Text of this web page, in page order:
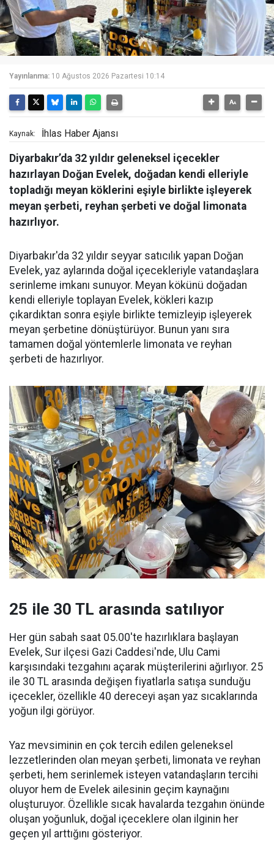
Yayınlanma: 10 Ağustos 2026 Pazartesi 10:14
Kaynak: İhlas Haber Ajansı
Diyarbakır’da 32 yıldır geleneksel içecekler
hazırlayan Doğan Evelek, doğadan kendi elleriyle
topladığı meyan köklerini eşiyle birlikte işleyerek
meyan şerbeti, reyhan şerbeti ve doğal limonata
hazırlıyor.
Diyarbakır'da 32 yıldır seyyar satıcılık yapan Doğan
Evelek, yaz aylarında doğal içecekleriyle vatandaşlara
serinleme imkanı sunuyor. Meyan kökünü doğadan
kendi elleriyle toplayan Evelek, kökleri kazıp
çıkardıktan sonra eşiyle birlikte temizleyip işleyerek
meyan şerbetine dönüştürüyor. Bunun yanı sıra
tamamen doğal yöntemlerle limonata ve reyhan
şerbeti de hazırlıyor.
25 ile 30 TL arasında satılıyor
Her gün sabah saat 05.00'te hazırlıklara başlayan
Evelek, Sur ilçesi Gazi Caddesi'nde, Ulu Cami
karşısındaki tezgahını açarak müşterilerini ağırlıyor. 25
ile 30 TL arasında değişen fiyatlarla satışa sunduğu
içecekler, özellikle 40 dereceyi aşan yaz sıcaklarında
yoğun ilgi görüyor.
Yaz mevsiminin en çok tercih edilen geleneksel
lezzetlerinden olan meyan şerbeti, limonata ve reyhan
şerbeti, hem serinlemek isteyen vatandaşların tercihi
oluyor hem de Evelek ailesinin geçim kaynağını
oluşturuyor. Özellikle sıcak havalarda tezgahın önünde
oluşan yoğunluk, doğal içeceklere olan ilginin her
geçen yıl arttığını gösteriyor.